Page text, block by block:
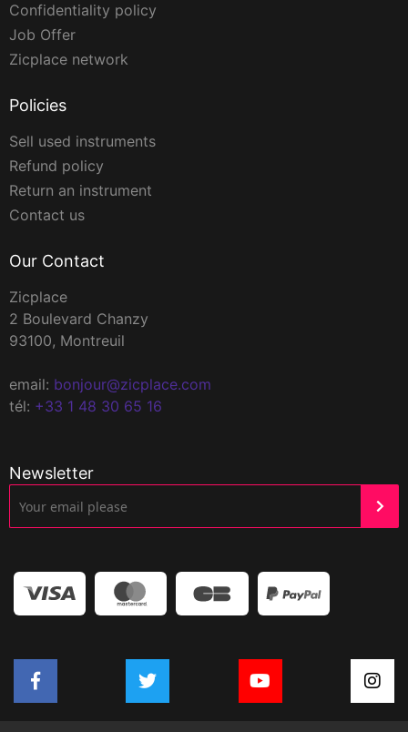
Confidentiality policy
Job Offer
Zicplace network
Policies
Sell used instruments
Refund policy
Return an instrument
Contact us
Our Contact
Zicplace
2 Boulevard Chanzy
93100, Montreuil
email: bonjour@zicplace.com
tél: +33 1 48 30 65 16
Newsletter